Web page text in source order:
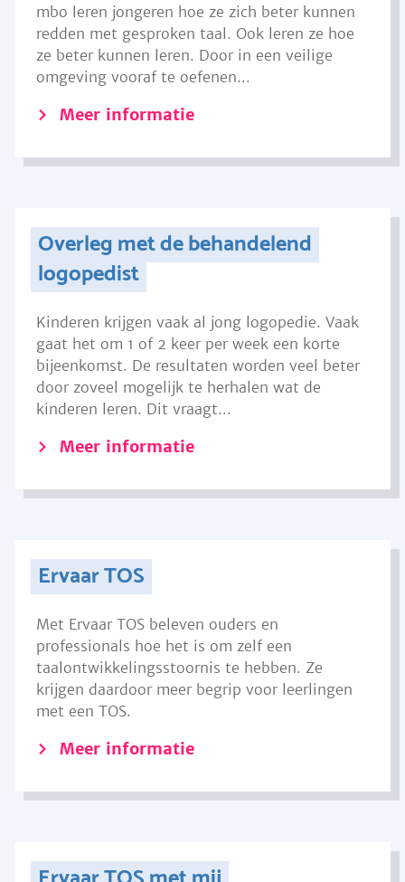
mbo leren jongeren hoe ze zich beter kunnen
redden met gesproken taal. Ook leren ze hoe
ze beter kunnen leren. Door in een veilige
omgeving vooraf te oefenen...
Meer informatie
Overleg met de behandelend
logopedist
Kinderen krijgen vaak al jong logopedie. Vaak
gaat het om 1 of 2 keer per week een korte
bijeenkomst. De resultaten worden veel beter
door zoveel mogelijk te herhalen wat de
kinderen leren. Dit vraagt...
Meer informatie
Ervaar TOS
Met Ervaar TOS beleven ouders en
professionals hoe het is om zelf een
taalontwikkelingsstoornis te hebben. Ze
krijgen daardoor meer begrip voor leerlingen
met een TOS.
Meer informatie